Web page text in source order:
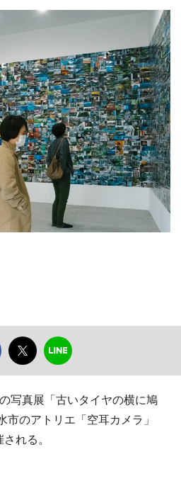
写真展「古いタイヤの横に鳩
市のアトリエ「空耳カメラ」
れる。